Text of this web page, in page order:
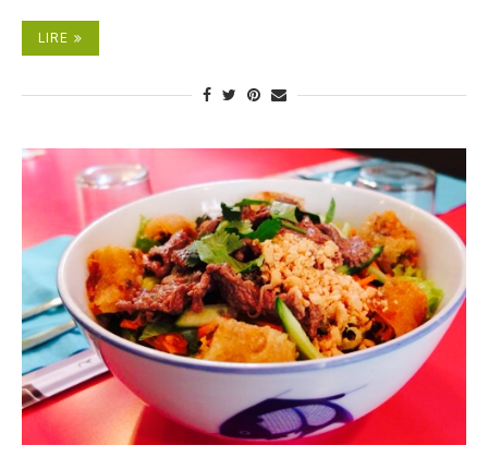
LIRE